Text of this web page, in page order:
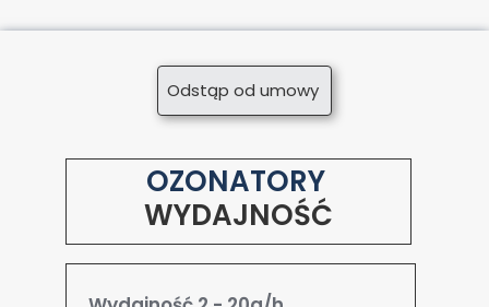
Odstąp od umowy
OZONATORY
WYDAJNOŚĆ